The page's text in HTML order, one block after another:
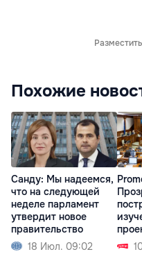
Похожие
Санду: Мы надеемся,
что на следующей
неделе парламент
утвердит новое
правительство
18 Июл. 09:02